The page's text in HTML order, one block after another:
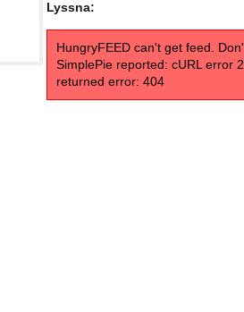
Lyssna:
HungryFEED can't get feed.
SimplePie reported: cURL error
returned error: 404